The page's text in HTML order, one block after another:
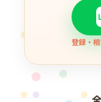
登録・